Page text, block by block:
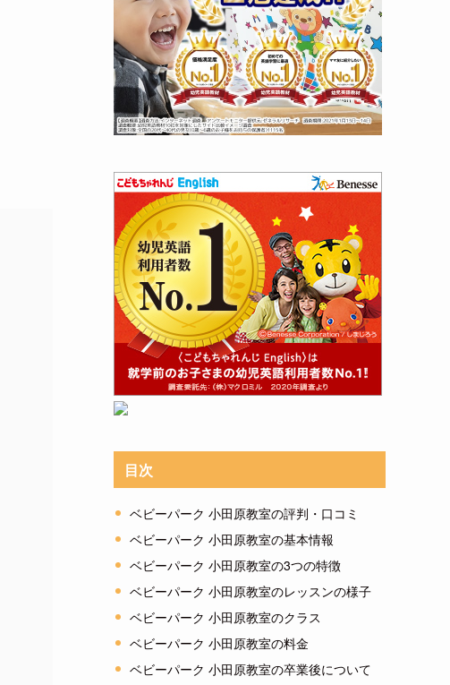
目次
ベビーパーク 小田原教室の評判・口コミ
ベビーパーク 小田原教室の基本情報
ベビーパーク 小田原教室の3つの特徴
ベビーパーク 小田原教室のレッスンの様子
ベビーパーク 小田原教室のクラス
ベビーパーク 小田原教室の料金
ベビーパーク 小田原教室の卒業後について